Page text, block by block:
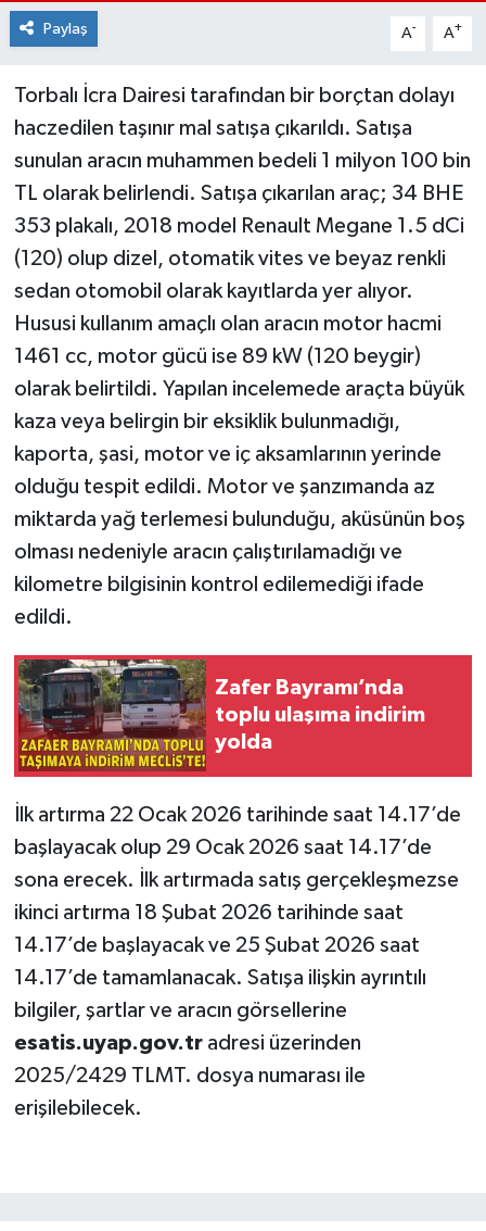
Paylaş A- A+
Torbalı İcra Dairesi tarafından bir borçtan dolayı
haczedilen taşınır mal satışa çıkarıldı. Satışa
sunulan aracın muhammen bedeli 1 milyon 100 bin
TL olarak belirlendi. Satışa çıkarılan araç; 34 BHE
353 plakalı, 2018 model Renault Megane 1.5 dCi
(120) olup dizel, otomatik vites ve beyaz renkli
sedan otomobil olarak kayıtlarda yer alıyor.
Hususi kullanım amaçlı olan aracın motor hacmi
1461 cc, motor gücü ise 89 kW (120 beygir)
olarak belirtildi. Yapılan incelemede araçta büyük
kaza veya belirgin bir eksiklik bulunmadığı,
kaporta, şasi, motor ve iç aksamlarının yerinde
olduğu tespit edildi. Motor ve şanzımanda az
miktarda yağ terlemesi bulunduğu, aküsünün boş
olması nedeniyle aracın çalıştırılamadığı ve
kilometre bilgisinin kontrol edilemediği ifade
edildi.
Zafer Bayramı’nda
toplu ulaşıma indirim
yolda
İlk artırma 22 Ocak 2026 tarihinde saat 14.17’de
başlayacak olup 29 Ocak 2026 saat 14.17’de
sona erecek. İlk artırmada satış gerçekleşmezse
ikinci artırma 18 Şubat 2026 tarihinde saat
14.17’de başlayacak ve 25 Şubat 2026 saat
14.17’de tamamlanacak. Satışa ilişkin ayrıntılı
bilgiler, şartlar ve aracın görsellerine
esatis.uyap.gov.tradresi üzerinden
2025/2429 TLMT. dosya numarası ile
erişilebilecek.